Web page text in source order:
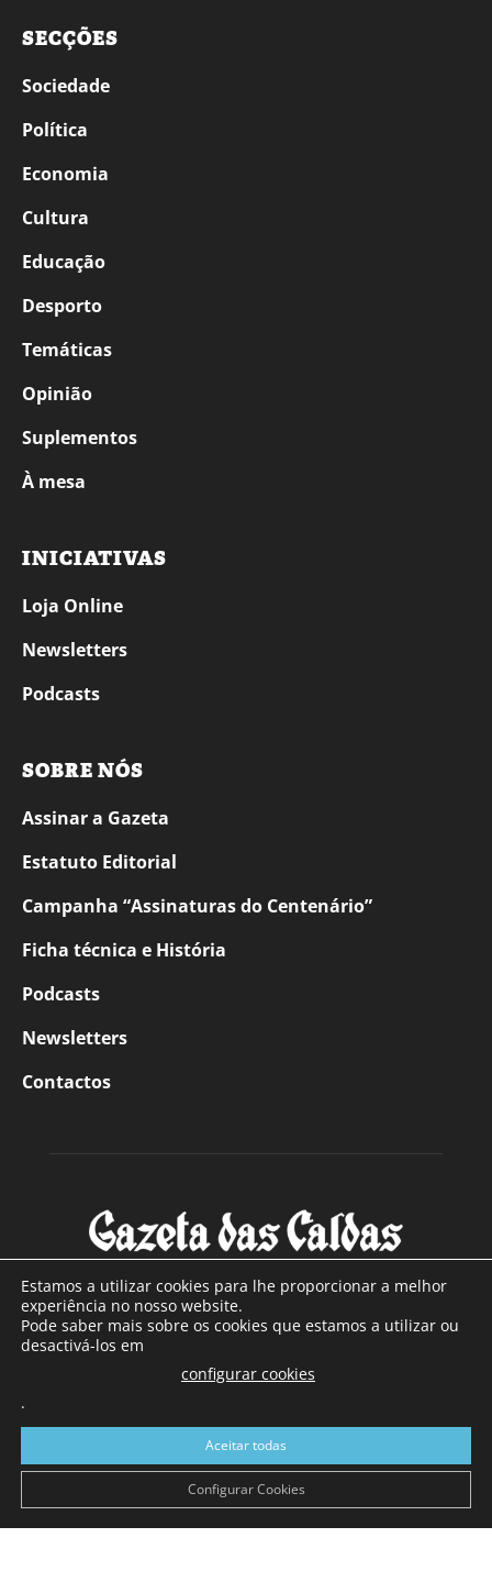
SECÇÕES
Sociedade
Política
Economia
Cultura
Educação
Desporto
Temáticas
Opinião
Suplementos
À mesa
INICIATIVAS
Loja Online
Newsletters
Podcasts
SOBRE NÓS
Assinar a Gazeta
Estatuto Editorial
Campanha “Assinaturas do Centenário”
Ficha técnica e História
Podcasts
Newsletters
Contactos
SOBRE NÓS
Com sede nas Caldas da Rainha e mais de 90 anos de
a sul de distrito de Leiria, com mais de 40.000 leitores por
toda a região Oeste. Jornal com distribuição em Portugal
Continental e assinatura online.
Estamos a utilizar cookies para lhe proporcionar a melhor
experiência no nosso website.
Pode saber mais sobre os cookies que estamos a utilizar ou
desactivá-los em
configurar cookies
.
Aceitar todas
Configurar Cookies